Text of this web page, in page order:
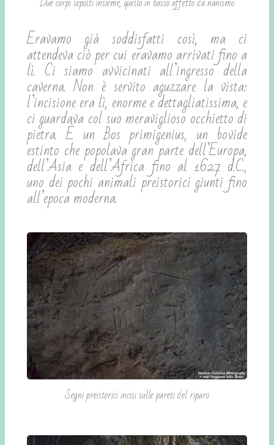
Eravamo già soddisfatti così, ma ci
attendeva ciò per cui eravamo arrivati fino a
lì. Ci siamo avvicinati all’ingresso della
caverna. Non è servito aguzzare la vista:
l’incisione era lì, enorme e dettagliatissima, e
ci guardava col suo meraviglioso occhietto di
pietra. È un Bos primigenius, un bovide
estinto che popolava gran parte dell’Europa,
dell’Asia e dell’Africa fino al 1627 d.C.,
uno dei pochi animali preistorici giunti fino
all’epoca moderna.
Segni preistorici incisi sulle pareti del riparo